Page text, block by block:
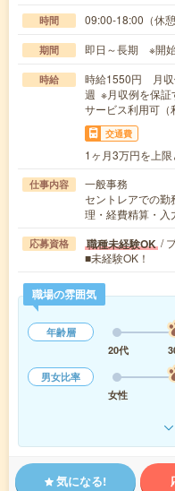
時間 09:00-18:00（休
期間 即日～長期 ※開
時給
時給1550円 月収
週 ※月収例を保証
サービス利用可（
交通費
1ヶ月3万円を上
仕事内容
一般事務
セントレアでの勤
理・経費精算・
応募資格 職種未経験OK /
■未経験OK！
職場の雰囲気
年齢層
20代
男女比率
女性
気になる!